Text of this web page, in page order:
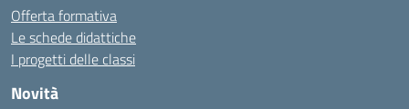
Offerta formativa
Le schede didattiche
I progetti delle classi
Novità